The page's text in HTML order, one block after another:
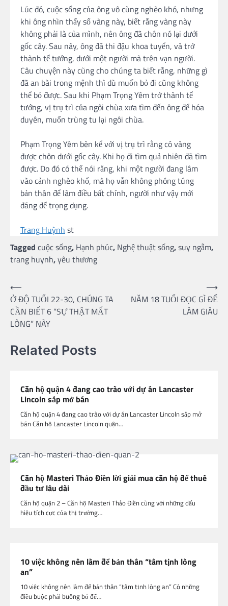
Lúc đó, cuộc sống của ông vô cùng nghèo khó, nhưng
khi ông nhìn thấy số vàng này, biết rằng vàng này
không phải là của mình, nên ông đã chôn nó lại dưới
gốc cây. Sau này, ông đã thi đậu khoa tuyển, và trở
thành tể tướng, dưới một người mà trên vạn người.
Câu chuyện này cũng cho chúng ta biết rằng, những gì
đã an bài trong mệnh thì dù muốn bỏ đi cũng không
thể bỏ được. Sau khi Phạm Trọng Yêm trở thành tể
tướng, vị trụ trì của ngôi chùa xưa tìm đến ông để hóa
duyên, muốn trùng tu lại ngôi chùa.
Phạm Trọng Yêm bèn kể với vị trụ trì rằng có vàng
được chôn dưới gốc cây. Khi họ đi tìm quả nhiên đã tìm
được. Do đó có thể nói rằng, khi một người đang lâm
vào cảnh nghèo khổ, mà họ vẫn không phóng túng
bản thân để làm điều bất chính, người như vậy mới
đáng để trọng dụng.
Trang Huỳnh st
Tagged cuộc sống, Hạnh phúc, Nghệ thuật sống,suy ngẫm,
trang huynh,yêu thương
Post
navigation
⟵
Ở ĐỘ TUỔI 22-30, CHÚNG TA
CẦN BIẾT 6 “SỰ THẬT MẤT
LÒNG” NÀY
NĂM 18 TUỔI ĐỌC GÌ ĐỂ
LÀM GIÀU
⟶
Related Posts
Căn hộ quận 4 đang cao trào với dự án Lancaster
Lincoln sắp mở bán
Căn hộ quận 4 đang cao trào với dự án Lancaster Lincoln sắp mở
bán Căn hộ Lancaster Lincoln quận…
Căn hộ Masteri Thảo Điền lời giải mua căn hộ để thuê
đầu tư lâu dài
Căn hộ quận 2 – Căn hộ Masteri Thảo Điền cùng với những dấu
hiệu tích cực của thị trường…
10 việc không nên làm để bản thân “tâm tịnh lòng
an”
10 việc không nên làm để bản thân “tâm tịnh lòng an” Có những
điều buộc phải buông bỏ để…